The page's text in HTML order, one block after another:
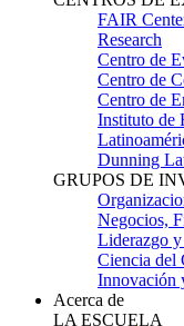
FAIR
Research
Centro de
Centro de
Centro de
Instituto de
Dunning
GRUPOS DE
Negocios,
Liderazgo
Ciencia del
Innovación
Acerca de
LA ESCUELA